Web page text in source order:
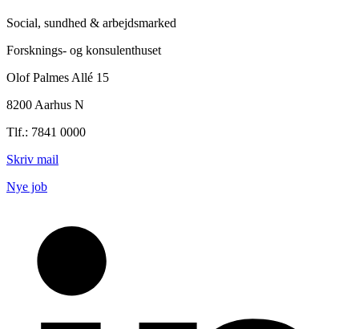
Social, sundhed & arbejdsmarked
Forsknings- og konsulenthuset
Olof Palmes Allé 15
8200 Aarhus N
Tlf.: 7841 0000
Skriv mail
Nye job